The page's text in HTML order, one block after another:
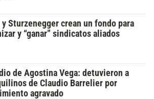
y Sturzenegger crean un fondo para
y “ganar” sindicatos aliados
de Agostina Vega: detuvieron a
de Claudio Barrelier por
agravado